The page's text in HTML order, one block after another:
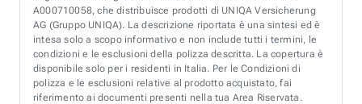
A000710058, che distribuisce prodotti di UNIQA Versicherung
AG (Gruppo UNIQA). La descrizione riportata è una sintesi ed è
intesa solo a scopo informativo e non include tutti i termini, le
condizioni e le esclusioni della polizza descritta. La copertura è
disponibile solo per i residenti in Italia. Per le Condizioni di
polizza e le esclusioni relative al prodotto acquistato, fai
riferimento ai documenti presenti nella tua Area Riservata.